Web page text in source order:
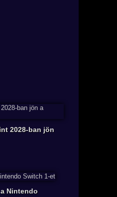
2028-ban jön
Nintendo